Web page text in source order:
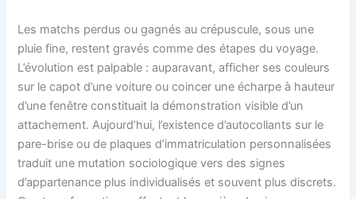
Les matchs perdus ou gagnés au crépuscule, sous une
pluie fine, restent gravés comme des étapes du voyage.
L’évolution est palpable : auparavant, afficher ses couleurs
sur le capot d’une voiture ou coincer une écharpe à hauteur
d’une fenêtre constituait la démonstration visible d’un
attachement. Aujourd’hui, l’existence d’autocollants sur le
pare-brise ou de plaques d’immatriculation personnalisées
traduit une mutation sociologique vers des signes
d’appartenance plus individualisés et souvent plus discrets.